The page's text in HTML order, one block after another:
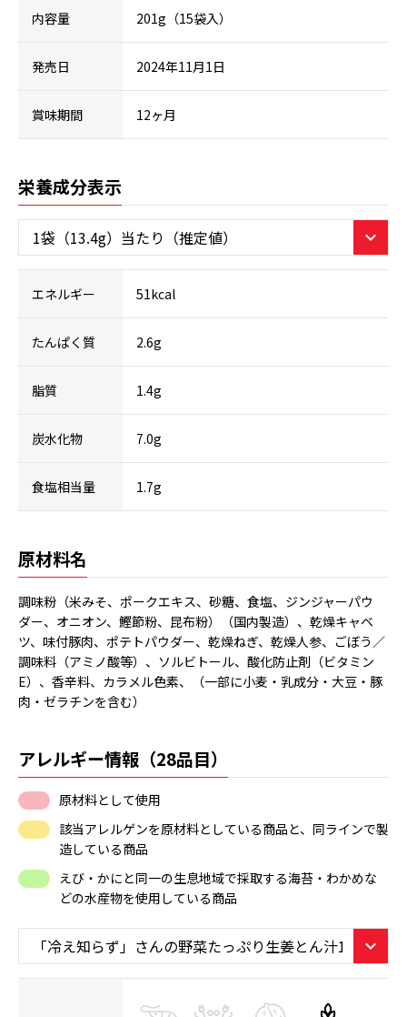
内容量 201g（15袋入）
発売日 2024年11月1日
賞味期間 12ヶ月
栄養成分表示
エネルギー 51kcal
たんぱく質 2.6g
脂質 1.4g
炭水化物 7.0g
食塩相当量 1.7g
原材料名
調味粉（米みそ、ポークエキス、砂糖、食塩、ジンジャーパウ
ダー、オニオン、鰹節粉、昆布粉）（国内製造）、乾燥キャベ
ツ、味付豚肉、ポテトパウダー、乾燥ねぎ、乾燥人参、ごぼう／
調味料（アミノ酸等）、ソルビトール、酸化防止剤（ビタミン
E）、香辛料、カラメル色素、（一部に小麦・乳成分・大豆・豚
肉・ゼラチンを含む）
アレルギー情報（28品目）
原材料として使用
該当アレルゲンを原材料としている商品と、同ラインで製
造している商品
えび・かにと同一の生息地域で採取する海苔・わかめな
どの水産物を使用している商品